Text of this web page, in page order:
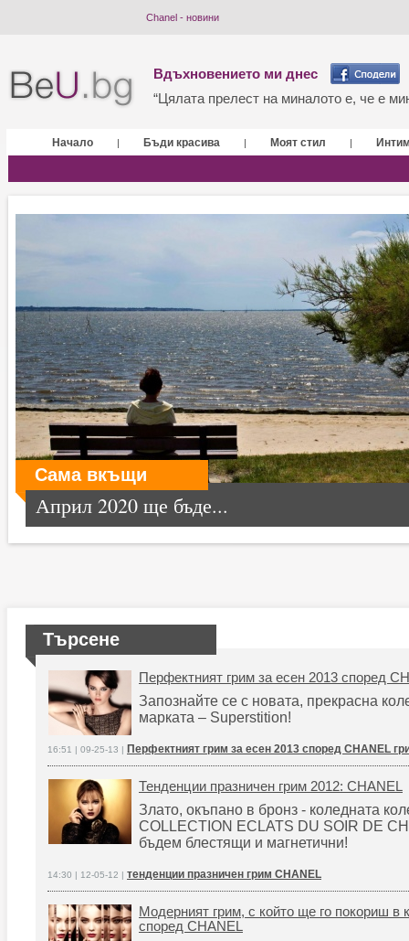
Chanel - новини
Вдъхновението ми днес
“Цялата прелест на миналото е, че е
Начало | Бъди красива | Моят стил |
Сама вкъщи
Април 2020 ще бъде...
Търсене
Перфектният грим за есен 2013 според
Запознайте се с новата, прекрасна
марката – Superstition!
16:51 | 09-25-13 | Перфектният грим за есен 2013 според CHANEL
Тенденции празничен грим 2012: CHANEL
Злато, окъпано в бронз - коледната
COLLECTION ECLATS DU SOIR DE
бъдем блестящи и магнетични!
14:30 | 12-05-12 | тенденции празничен грим CHANEL
Модерният грим, с който ще го покориш в
според CHANEL